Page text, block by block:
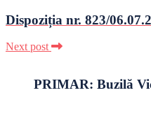
Dispoziția nr. 823/
Next post
PRIMAR: Buzilă